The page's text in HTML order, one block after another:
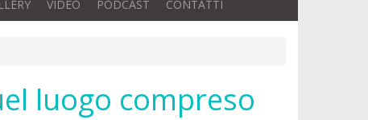
VIDEO PODCAST CONTATTI
luogo compreso